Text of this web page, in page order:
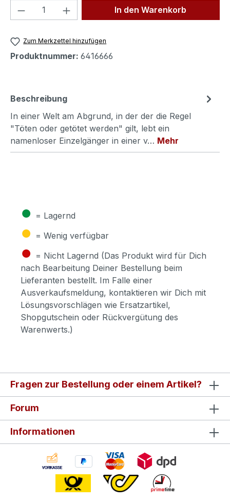
Produkt Anzahl: Gib denIn den Warenkorb
Zum Merkzettel hinzufügen
Produktnummer: 6416666
Beschreibung
In einer Welt am Abgrund, in der der die Regel
"Töten oder getötet werden" gilt, lebt ein
namenloser Einzelgänger in einer v… Mehr
● = Lagernd
● = Wenig verfügbar
● = Nicht Lagernd (Das Produkt wird für Dich
nach Bearbeitung Deiner Bestellung beim
Lieferanten bestellt. Im Falle einer
Ausverkaufsmeldung, kontaktieren wir Dich mit
Lösungsvorschlägen wie Ersatzartikel,
Shopgutschein oder Rückvergütung des
Warenwerts.)
Fragen zur Bestellung oder einem Artikel?
Forum
Informationen